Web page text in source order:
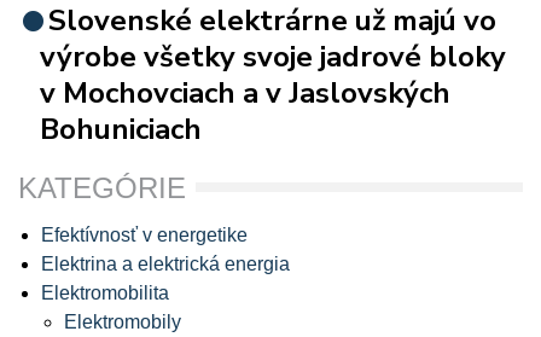
Slovenské elektrárne už majú vo
výrobe všetky svoje jadrové bloky
v Mochovciach a v Jaslovských
Bohuniciach
KATEGÓRIE
Efektívnosť v energetike
Elektrina a elektrická energia
Elektromobilita
Elektromobily